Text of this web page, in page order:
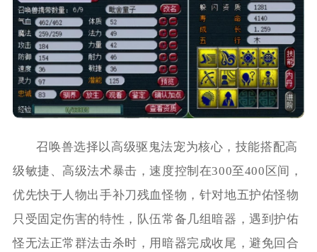
召唤兽选择以高级驱鬼法宠为核心，技能搭配高
级敏捷、高级法术暴击，速度控制在300至400区间，
优先快于人物出手补刀残血怪物，针对地五护佑怪物
只受固定伤害的特性，队伍常备几组暗器，遇到护佑
怪无法正常群法击杀时，用暗器完成收尾，避免回合